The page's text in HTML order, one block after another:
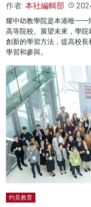
作者: 本社編輯部
耀中幼教學院是本港唯一
高等院校。展望未來，學
創新的學習方法，提高校
學習和參與。
灼見教育